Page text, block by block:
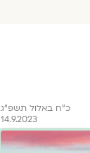
כ״ח באלול תשפ״ג
14.9.2023